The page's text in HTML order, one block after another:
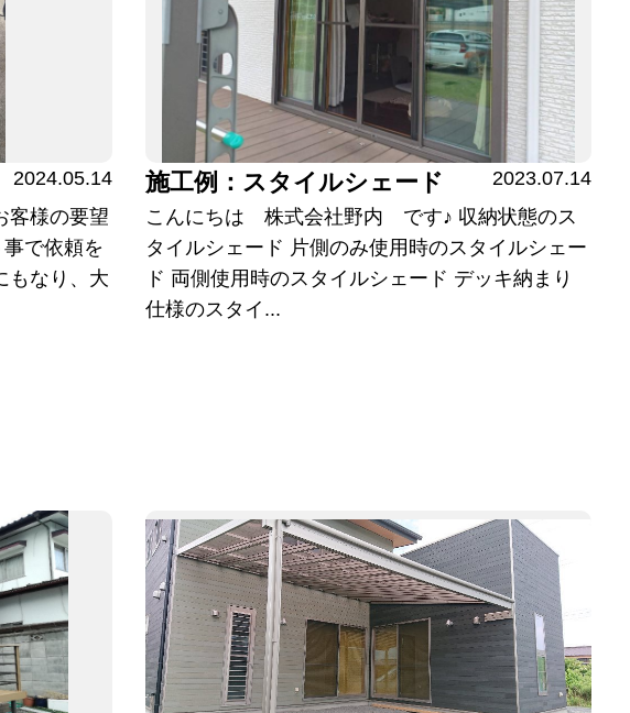
2024.05.14
客様の要望
で依頼を
もなり、大
施工例：スタイルシェード
2023.07.14
こんにちは 株式会社野内 です♪ 収納状態のス
タイルシェード 片側のみ使用時のスタイルシェー
ド 両側使用時のスタイルシェード デッキ納まり
仕様のスタイ...